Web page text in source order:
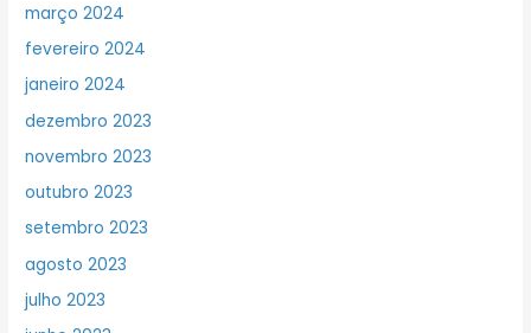
março 2024
fevereiro 2024
janeiro 2024
dezembro 2023
novembro 2023
outubro 2023
setembro 2023
agosto 2023
julho 2023